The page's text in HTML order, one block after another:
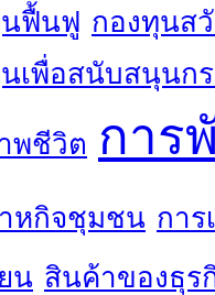
ฟื้นฟู กองทุนส
เพื่อสนับสนุนก
พชีวิต การ
หกิจชุมชน การ
น สินค้าของธุร